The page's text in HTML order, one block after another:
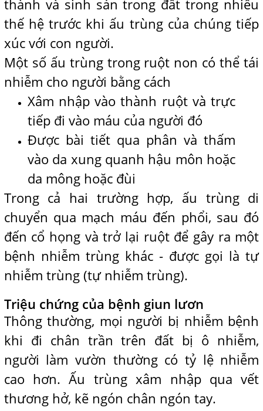
thành và sinh sản trong đất trong nhiều
thế hệ trước khi ấu trùng của chúng tiếp
xúc với con người.
Một số ấu trùng trong ruột non có thể tái
nhiễm cho người bằng cách
Xâm nhập vào thành ruột và trực
tiếp đi vào máu của người đó
Được bài tiết qua phân và thấm
vào da xung quanh hậu môn hoặc
da mông hoặc đùi
Trong cả hai trường hợp, ấu trùng di
chuyển qua mạch máu đến phổi, sau đó
đến cổ họng và trở lại ruột để gây ra một
bệnh nhiễm trùng khác - được gọi là tự
nhiễm trùng (tự nhiễm trùng).
Triệu chứng của bệnh giun lươn
Thông thường, mọi người bị nhiễm bệnh
khi đi chân trần trên đất bị ô nhiễm,
người làm vườn thường có tỷ lệ nhiễm
cao hơn. Ấu trùng xâm nhập qua vết
thương hở, kẽ ngón chân ngón tay.